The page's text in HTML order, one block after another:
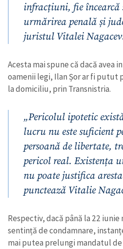
infracțiuni, fie încearcă
urmărirea penală și
juristul Vitalei
Acesta mai spune că dacă avea
oamenii legi, Ilan Șor ar fi putut
la domiciliu, prin Transnistria.
„Pericolul ipotetic
lucru nu este suficient
persoană de libertate,
pericol real. Existența
nu poate justifica
punctează Vitalie
Respectiv, dacă până la 22
sentință de condamnare,
mai putea prelungi mandatul